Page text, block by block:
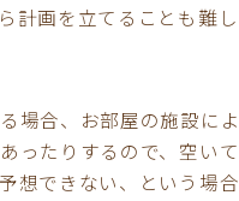
計画を立てることも難
場合、お部屋の施設に
ったりするので、空い
想できない、という場